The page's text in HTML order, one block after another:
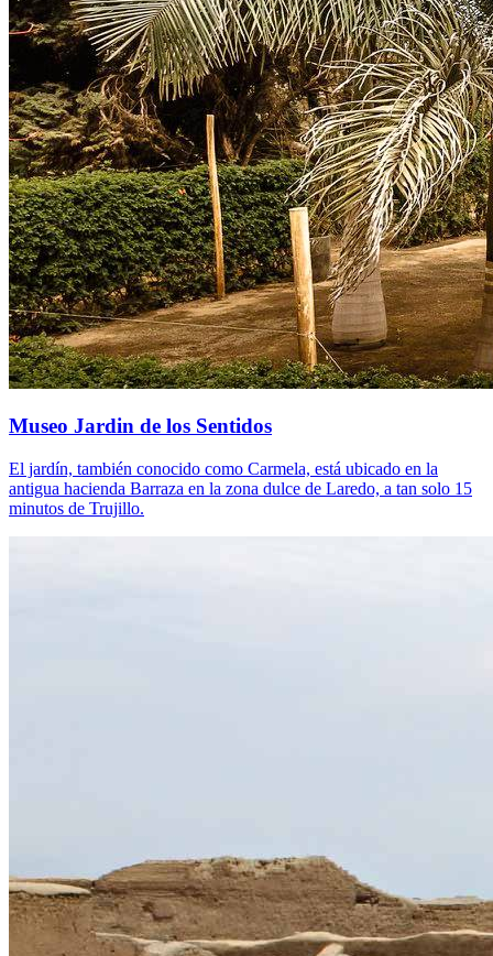
Museo Jardin de los Sentidos
El jardín, también conocido como Carmela, está ubicado en la
antigua hacienda Barraza en la zona dulce de Laredo, a tan solo 15
minutos de Trujillo.